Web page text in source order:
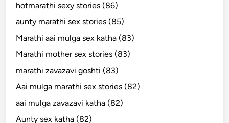
hotmarathi sexy stories (86)
aunty marathi sex stories (85)
Marathi aai mulga sex katha (83)
Marathi mother sex stories (83)
marathi zavazavi goshti (83)
Aai mulga marathi sex stories (82)
aai mulga zavazavi katha (82)
Aunty sex katha (82)